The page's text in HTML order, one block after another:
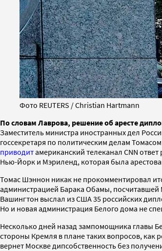
Фото REUTERS / Christian Hartmann
По словам Лаврова, решение об аресте
Заместитель министра иностранных дел
госсекретаря по политическим делам
приводитамериканский телеканал СNN
Нью-Йорк и Мэриленд, которая была
Томас Шэннон никак не прокомментировал
администрацией Барака Обамы, посчитавшей
Вашингтон выслал из США 35 российских
Но и новая администрация Белого дома не
Несколько дней назад зампомощника главы
стороны Кремля в плане таких вопросов,
вернет Москве дипсобственность без